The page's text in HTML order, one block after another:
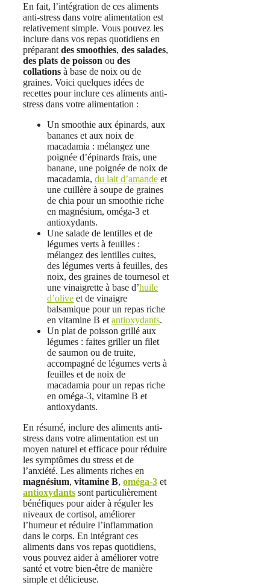
En fait, l’intégration de ces aliments
anti-stress dans votre alimentation est
relativement simple. Vous pouvez les
inclure dans vos repas quotidiens en
préparant des smoothies, des salades,
des plats de poisson ou des
collations à base de noix ou de
graines. Voici quelques idées de
recettes pour inclure ces aliments anti-
stress dans votre alimentation :
Un smoothie aux épinards, aux
bananes et aux noix de
macadamia : mélangez une
poignée d’épinards frais, une
banane, une poignée de noix de
macadamia, du lait d’amande et
une cuillère à soupe de graines
de chia pour un smoothie riche
en magnésium, oméga-3 et
antioxydants.
Une salade de lentilles et de
légumes verts à feuilles :
mélangez des lentilles cuites,
des légumes verts à feuilles, des
noix, des graines de tournesol et
une vinaigrette à base d’huile
d’olive et de vinaigre
balsamique pour un repas riche
en vitamine B et antioxydants.
Un plat de poisson grillé aux
légumes : faites griller un filet
de saumon ou de truite,
accompagné de légumes verts à
feuilles et de noix de
macadamia pour un repas riche
en oméga-3, vitamine B et
antioxydants.
En résumé, inclure des aliments anti-
stress dans votre alimentation est un
moyen naturel et efficace pour réduire
les symptômes du stress et de
l’anxiété. Les aliments riches en
magnésium, vitamine B, oméga-3 et
antioxydants sont particulièrement
bénéfiques pour aider à réguler les
niveaux de cortisol, améliorer
l’humeur et réduire l’inflammation
dans le corps. En intégrant ces
aliments dans vos repas quotidiens,
vous pouvez aider à améliorer votre
santé et votre bien-être de manière
simple et délicieuse.